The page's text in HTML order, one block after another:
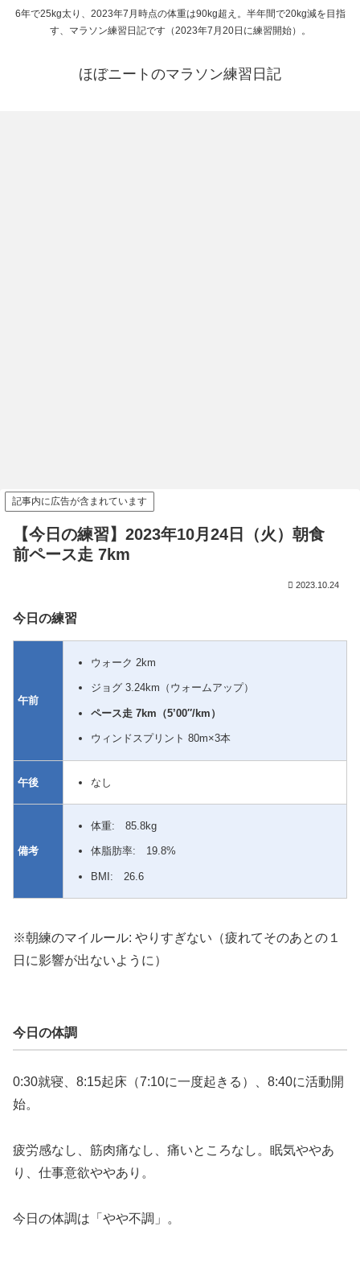
6年で25kg太り、2023年7月時点の体重は90kg超え。半年間で20kg減を目指
す、マラソン練習日記です（2023年7月20日に練習開始）。
ほぼニートのマラソン練習日記
記事内に広告が含まれています
【今日の練習】2023年10月24日（火）朝食
前ペース走 7km
2023.10.24
今日の練習
午前
ウォーク 2km
ジョグ 3.24km（ウォームアップ）
ペース走 7km（5’00″/km）
ウィンドスプリント 80m×3本
午後 なし
備考
体重: 85.8kg
体脂肪率: 19.8%
BMI: 26.6
※朝練のマイルール: やりすぎない（疲れてそのあとの１
日に影響が出ないように）
今日の体調
0:30就寝、8:15起床（7:10に一度起きる）、8:40に活動開
始。
疲労感なし、筋肉痛なし、痛いところなし。眠気ややあ
り、仕事意欲ややあり。
今日の体調は「やや不調」。